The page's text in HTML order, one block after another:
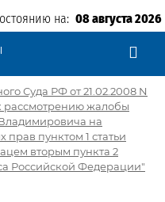
на: 08 августа 2026
Суда РФ от 21.02.2008 N
рассмотрению жалобы
на
пунктом 1 статьи
вторым пункта 2
Российской Федерации"